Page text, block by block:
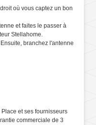
où vous captez un bon
et faites le passer à
Stellahome.
branchez l'antenne
et ses fournisseurs
commerciale de 3